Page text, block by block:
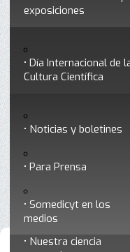
Socios vigentes
Consejo Directivo
profesionales
Premios a
exposiciones
formar divulgadores
Día Internacional de
Cultura Científica
Ciencia y Tecnología
Nuestra ciencia
Noticias y boletines
Para Prensa
Somedicyt en los
medios
Contacto
•
Día Internacional de la